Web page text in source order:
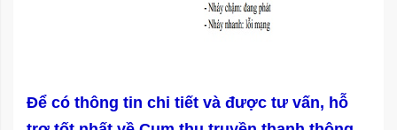
Để có thông tin chi tiết và được tư vấn, hỗ